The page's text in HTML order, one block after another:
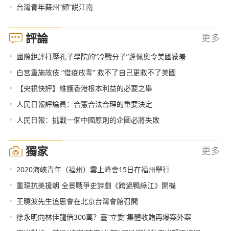
• 台灣青年蘇州“頻”説江南
評論 更多
• 國際銳評打壓孔子學院的“冷戰分子”蓬佩奧令美國蒙羞
• 白宮重施故伎 “借疫放毒” 救不了自己更救不了美國
• 【央視快評】維護香港根本利益的必要之舉
• 人民日報評論員：合憲合法合理的重要決定
• 人民日報：挑戰一個中國原則的企圖必將失敗
獨家 更多
• 2020海峽青年（福州）雲上峰會15日在福州舉行
• 重現抗美援朝 全景戰爭史詩劇《跨過鴨綠江》開機
• 王曉波先生追思會在北京台灣會館召開
• 徐永明向林佳龍借300萬？臺“立委”集體收賄再爆案外案